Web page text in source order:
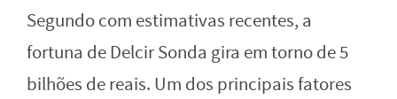
Segundo com estimativas recentes, a
fortuna de Delcir Sonda gira em torno de 5
bilhões de reais. Um dos principais fatores